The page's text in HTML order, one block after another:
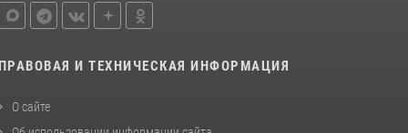
ПРАВОВАЯ И ТЕХНИЧЕСКАЯ ИНФОРМАЦИЯ
О сайте